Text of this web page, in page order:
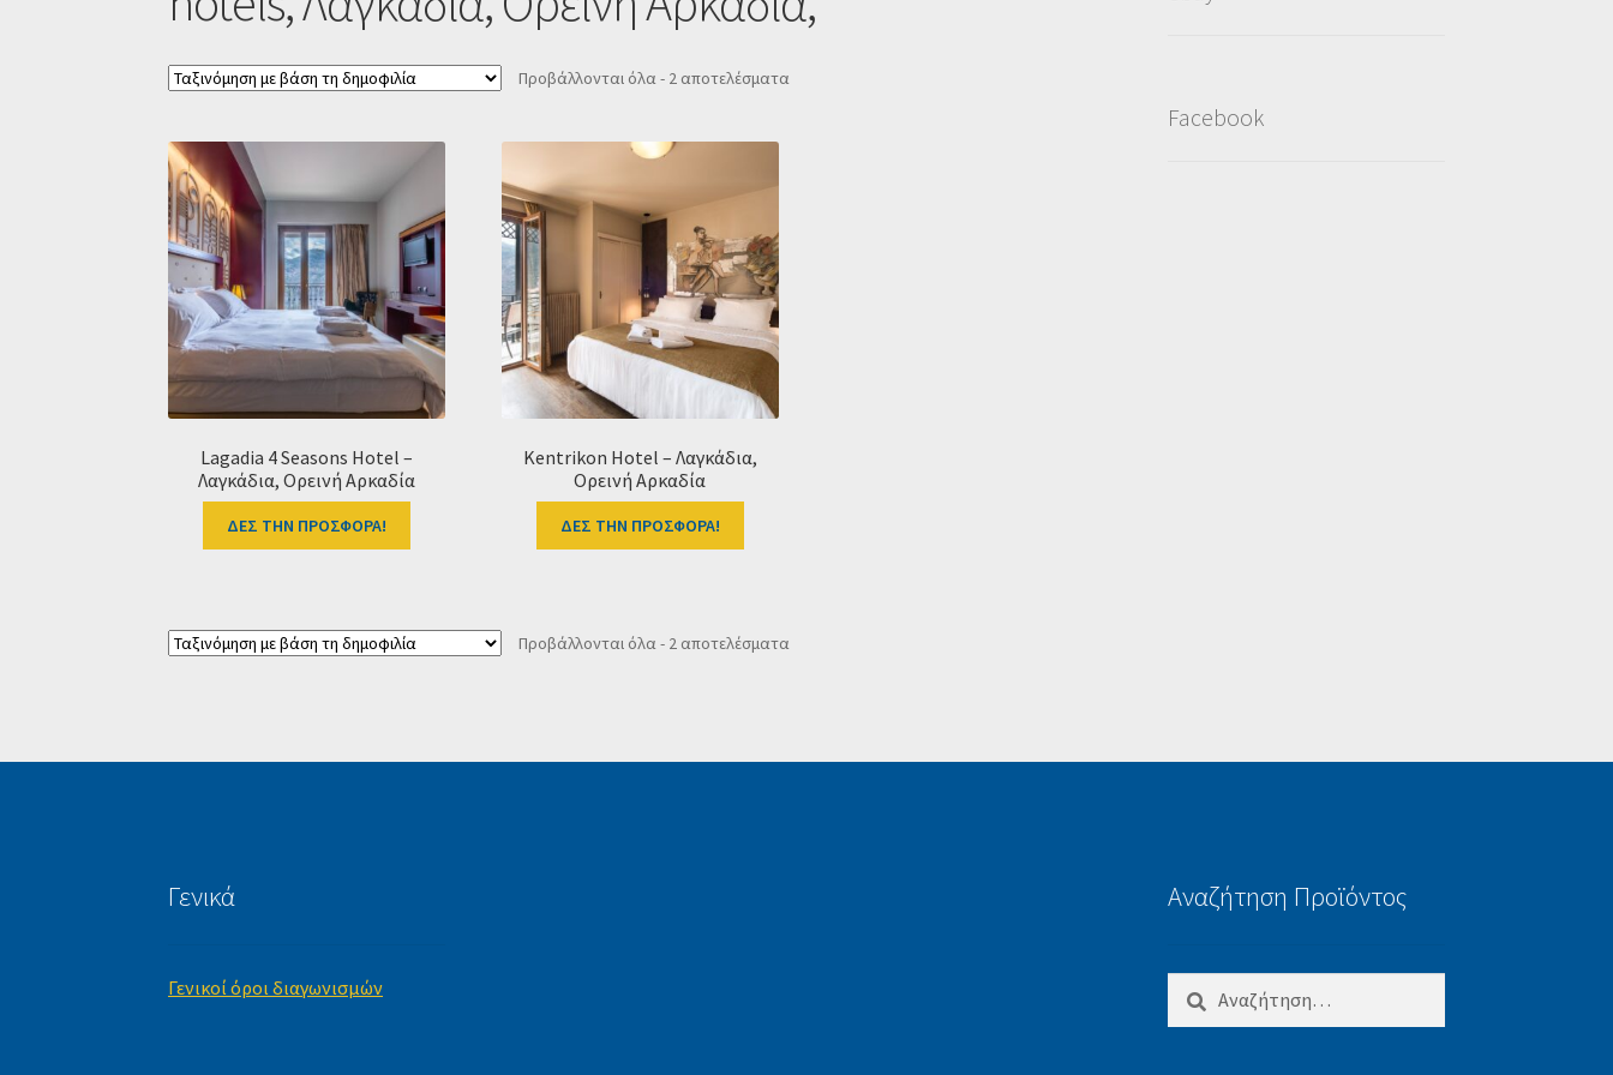
Προβάλλονται όλα - 2 αποτελέσματα
Lagadia 4 Seasons Hotel –
Λαγκάδια, Ορεινή Αρκαδία
ΔΕΣ ΤΗΝ ΠΡΟΣΦΟΡΑ!
Kentrikon Hotel – Λαγκάδια,
Ορεινή Αρκαδία
ΔΕΣ ΤΗΝ ΠΡΟΣΦΟΡΑ!
Προβάλλονται όλα - 2 αποτελέσματα
Facebook
Γενικά
Γενικοί όροι διαγωνισμών
Αναζήτηση Προϊόντος
για: